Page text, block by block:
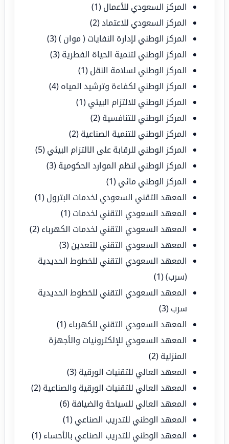
المركز السعودي للأعمال (1)
المركز السعودي للاعتماد(2)
المركز الوطني لإدارة النفايات ( موان )(3)
المركز الوطني لتنمية الحياة الفطرية (3)
المركز الوطني لسلامة النقل (1)
المركز الوطني لكفاءة وترشيد المياه (4)
المركز الوطني للالتزام البيئي (1)
المركز الوطني للتنافسية (2)
المركز الوطني للتنمية الصناعية (2)
المركز الوطني للرقابة على الالتزام البيئي (5)
المركز الوطني لنظم الموارد الحكومية (3)
المركز الوطني مائي (1)
المعهد التقني السعودي لخدمات البترول (1)
المعهد السعودي التقني لخدمات (1)
المعهد السعودي التقني لخدمات الكهرباء (2)
المعهد السعودي التقني للتعدين (3)
المعهد السعودي التقني للخطوط الحديدية
(سرب)(1)
المعهد السعودي التقني للخطوط الحديدية
سرب (3)
المعهد السعودي التقني للكهرباء (1)
المعهد السعودي للإلكترونيات والأجهزة
المنزلية (2)
المعهد العالي للتقنيات الورقية (3)
المعهد العالي للتقنيات الورقية والصناعية (2)
المعهد العالي للسياحة والضيافة (6)
المعهد الوطني للتدريب الصناعي (1)
المعهد الوطني للتدريب الصناعي بالأحساء (1)